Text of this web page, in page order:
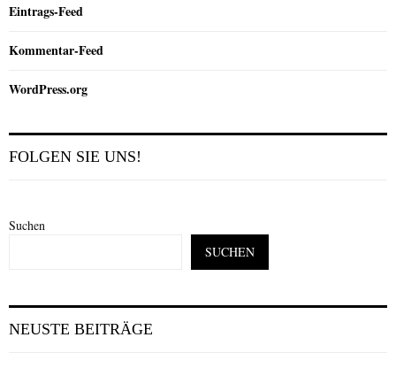
Eintrags-Feed
Kommentar-Feed
WordPress.org
FOLGEN SIE UNS!
Suchen
SUCHEN
NEUSTE BEITRÄGE